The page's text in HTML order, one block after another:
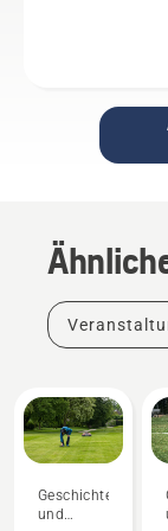
Geschichten
und